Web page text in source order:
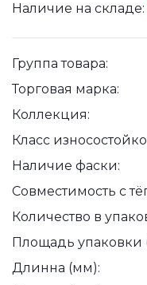
Наличие на складе:
Группа товара:
Торговая марка:
Коллекция:
Класс
Наличие фаски:
Совместимость с
Количество в
Площадь упаковки
Длинна (мм):